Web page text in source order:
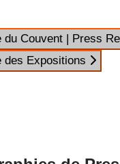
du Couvent | Press
des Expositions